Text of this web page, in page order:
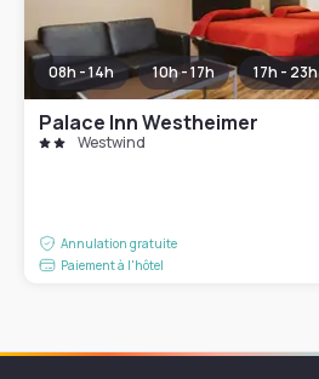
08h - 14h 10h - 17h 17h - 23h
Palace Inn Westheimer
Westwind
Annulation gratuite
Paiement à l'hôtel